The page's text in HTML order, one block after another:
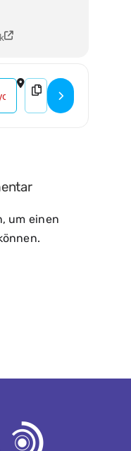
- Gedenken an das
Destination Address
um einen